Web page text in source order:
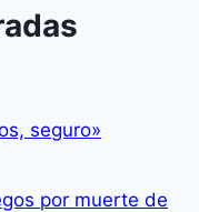
seguro»
por muerte de